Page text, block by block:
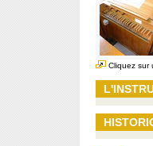
Cliquez sur